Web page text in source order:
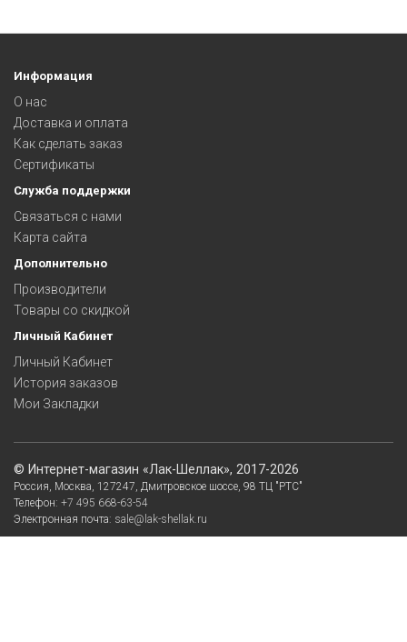
Информация
О нас
Доставка и оплата
Как сделать заказ
Сертификаты
Служба поддержки
Связаться с нами
Карта сайта
Дополнительно
Производители
Товары со скидкой
Личный Кабинет
Личный Кабинет
История заказов
Мои Закладки
© Интернет-магазин «Лак-Шеллак», 2017-2026
Россия, Москва, 127247, Дмитровское шоссе, 98 ТЦ "РТС"
Телефон: +7 495 668-63-54
Электронная почта: sale@lak-shellak.ru